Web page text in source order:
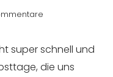
super schnell und
die uns